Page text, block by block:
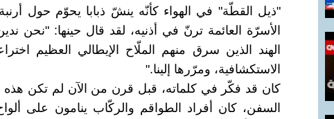
"ذيل القطّة" في الهواء كأنّه ينشّ ذبابا يحوّم حول
الأسرّة العائمة ترنّ في أذنيه، لقد قال حينها: "نحن
الهند الذين سرق منهم الملّاح الإيطالي العظيم
الاستكشافية، ومرّرها إلينا."
كان قد فكّر في كلماته، قبل قرن من الآن لم تكن هذه
السفن، كان أفراد الطواقم والركّاب ينامون على